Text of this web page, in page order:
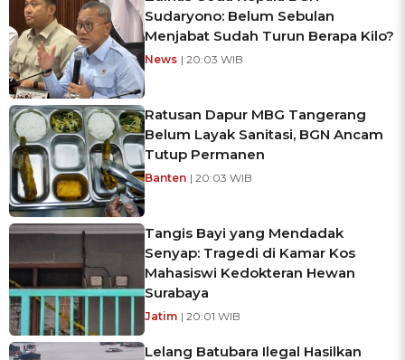
Sudaryono: Belum Sebulan
Menjabat Sudah Turun Berapa Kilo?
News | 20:03 WIB
Ratusan Dapur MBG Tangerang
Belum Layak Sanitasi, BGN Ancam
Tutup Permanen
Banten | 20:03 WIB
Tangis Bayi yang Mendadak
Senyap: Tragedi di Kamar Kos
Mahasiswi Kedokteran Hewan
Surabaya
Jatim | 20:01 WIB
Lelang Batubara Ilegal Hasilkan